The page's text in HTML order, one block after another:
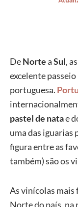
DeNorteaSul, as
excelente
portuguesa.
pastel de natae
uma das iguarias
figura entre as
também) são os
As vinícolas mais
Norte do país, na